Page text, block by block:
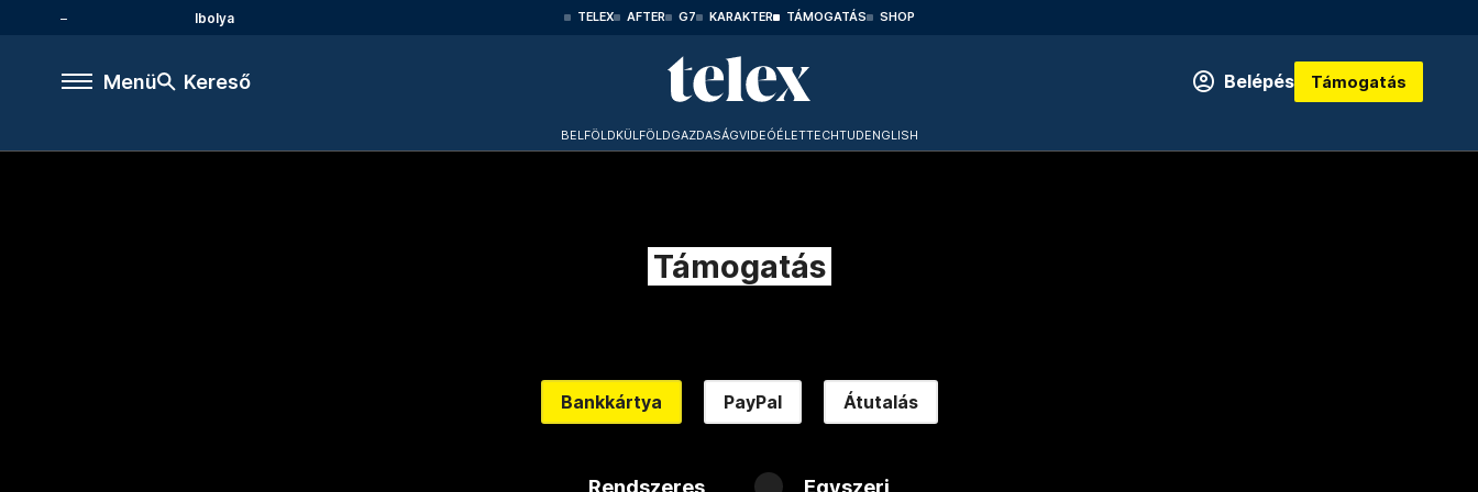
Ibolya TELEX AFTER G7 KARAKTER TÁMOGATÁS SHOP
Menü Kereső Belépés Támogatás
BELFÖLDKÜLFÖLDGAZDASÁGVIDEÓÉLETTECHTUDENGLISH
Támogatás
Bankkártya PayPal Átutalás
Rendszeres Egyszeri